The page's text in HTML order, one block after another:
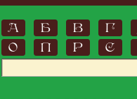
А Б В
Г
О
П Р С